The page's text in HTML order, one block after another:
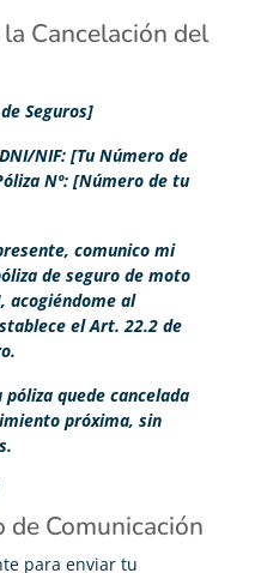
Cancelación del
Seguros]
NIF: [Tu Número de
Nº: [Número de tu
comunico mi
de seguro de moto
acogiéndome al
el Art. 22.2 de
quede cancelada
próxima, sin
de Comunicación
para enviar tu